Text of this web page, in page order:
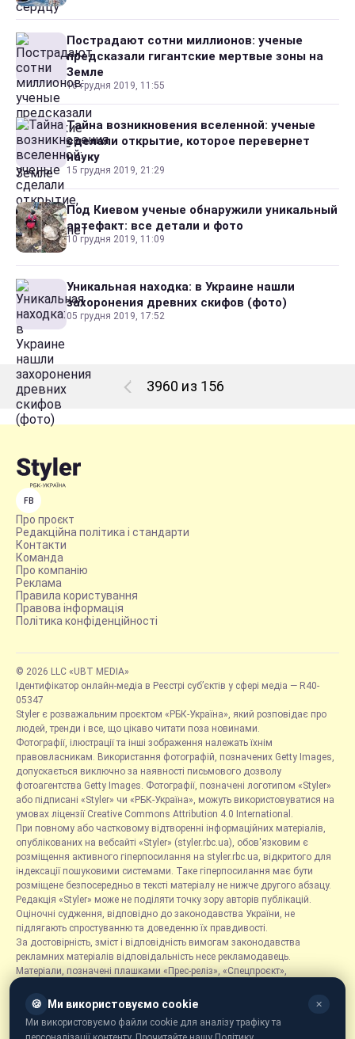
Пострадают сотни миллионов: ученые
предсказали гигантские мертвые зоны на
Земле
16 грудня 2019, 11:55
Тайна возникновения вселенной: ученые
сделали открытие, которое перевернет
науку
15 грудня 2019, 21:29
Под Киевом ученые обнаружили уникальный
артефакт: все детали и фото
10 грудня 2019, 11:09
Уникальная находка: в Украине нашли
захоронения древних скифов (фото)
05 грудня 2019, 17:52
3960 из 156
FB
Про проєкт
Редакційна політика і стандарти
Контакти
Команда
Про компанію
Реклама
Правила користування
Правова інформація
Політика конфіденційності
© 2026 LLC «UBT MEDIA»
Ідентифікатор онлайн-медіа в Реєстрі суб’єктів у сфері медіа — R40-
05347
Styler є розважальним проєктом «РБК-Україна», який розповідає про
людей, тренди і все, що цікаво читати поза новинами.
Фотографії, ілюстрації та інші зображення належать їхнім
правовласникам. Використання фотографій, позначених Getty Images,
допускається виключно за наявності письмового дозволу
фотоагентства Getty Images. Фотографії, позначені логотипом «Styler»
або підписані «Styler» чи «РБК-Україна», можуть використовуватися на
умовах ліцензії Creative Commons Attribution 4.0 International.
При повному або частковому відтворенні інформаційних матеріалів,
опублікованих на вебсайті «Styler» (styler.rbc.ua), обов'язковим є
розміщення активного гіперпосилання на styler.rbc.ua, відкритого для
індексації пошуковими системами. Таке гіперпосилання має бути
розміщене безпосередньо в тексті матеріалу не нижче другого абзацу.
Редакція «Styler» може не поділяти точку зору авторів публікацій.
Оціночні судження, відповідно до законодавства України, не
підлягають спростуванню та доведенню їх правдивості.
За достовірність, зміст і відповідність вимогам законодавства
рекламних матеріалів відповідальність несе рекламодавець.
Матеріали, позначені плашками «Прес-реліз», «Спецпроєкт»,
розміщуються на правах реклами.
Рубрика «Новини компаній» є інформаційним форматом, що містить
новини, повідомлення та оголошення, пов'язані з діяльністю
🍪 Ми використовуємо cookie ✕
Ми використовуємо файли cookie для аналізу трафіку та